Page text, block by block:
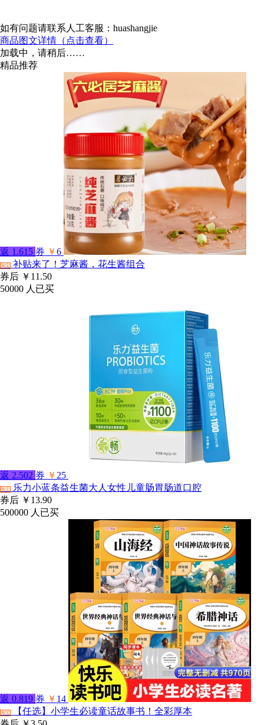
如有问题请联系人工客服：huashangjie
商品图文详情（点击查看）
加载中，请稍后……
精品推荐
返 1.615 券 ￥6
淘宝 补贴来了！芝麻酱，花生酱组合
券后 ￥11.50
50000 人已买
返 2.502 券 ￥ 25
淘宝
乐力小蓝条益生菌大人女性儿童肠胃肠道口腔
券后 ￥13.90
500000 人已买
返 0.819 券 ￥ 14
淘宝
【任选】小学生必读童话故事书！全彩厚本